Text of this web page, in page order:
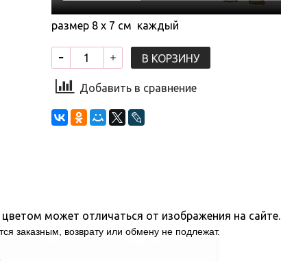
размер 8 х 7 см каждый
В КОРЗИНУ
Добавить в сравнение
может отличаться от изображения на сайте.
заказным, возврату или обмену не подлежат.